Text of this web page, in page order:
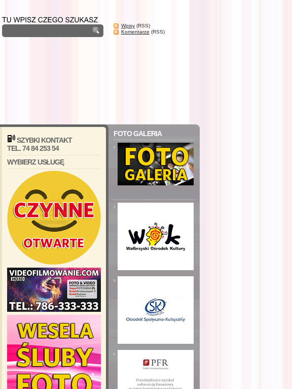
Wpisy (RSS)
Komentarze (RSS)
SZYBKI KONTAKT
TEL. 74 84 253 54
WYBIERZ USŁUGĘ
FOTO GALERIA